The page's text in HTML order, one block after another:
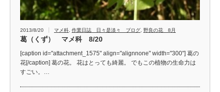
2013/8/20 マメ科 作業日誌 日々是淡々 ブログ 野良の花 8月
葛（くず） マメ科 8/20
[caption id="attachment_1575" align="alignnone" width="300"] 葛の
花[/caption] 葛の花。 花はとっても綺麗。 でもこの植物の生命力は
すごい。…